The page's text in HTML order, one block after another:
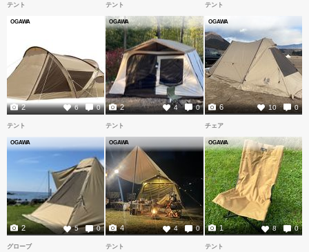
テント
OGAWA
6 0
2
テント
OGAWA
4 0
2
テント
OGAWA
10 0
6
テント
OGAWA
5 0
2
テント
OGAWA
4 0
4
チェア
OGAWA
8 0
1
グローブ テント テント